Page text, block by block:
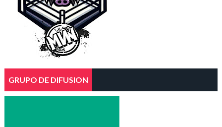
GRUPO DE DIFUSION